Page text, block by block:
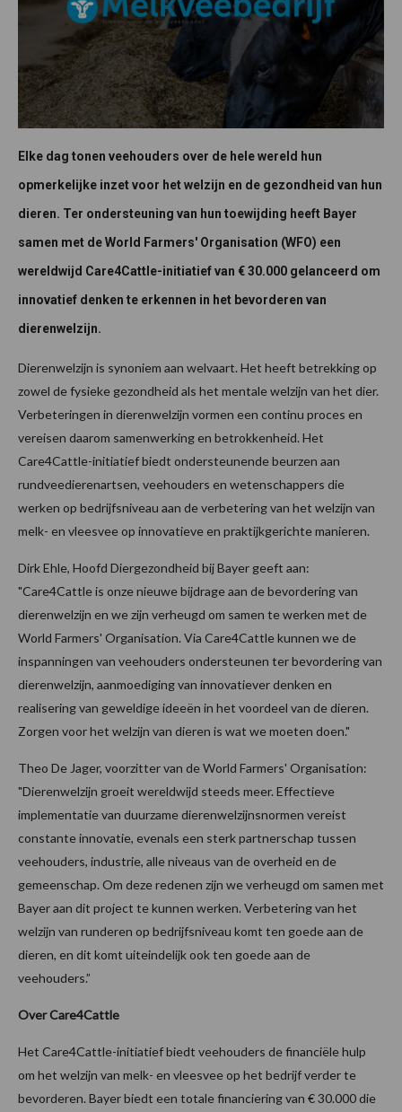
Elke dag tonen veehouders over de hele wereld hun
opmerkelijke inzet voor het welzijn en de gezondheid van hun
dieren. Ter ondersteuning van hun toewijding heeft Bayer
samen met de World Farmers' Organisation (WFO) een
wereldwijd Care4Cattle-initiatief van € 30.000 gelanceerd om
innovatief denken te erkennen in het bevorderen van
dierenwelzijn.
Dierenwelzijn is synoniem aan welvaart. Het heeft betrekking op
zowel de fysieke gezondheid als het mentale welzijn van het dier.
Verbeteringen in dierenwelzijn vormen een continu proces en
vereisen daarom samenwerking en betrokkenheid. Het
Care4Cattle-initiatief biedt ondersteunende beurzen aan
rundveedierenartsen, veehouders en wetenschappers die
werken op bedrijfsniveau aan de verbetering van het welzijn van
melk- en vleesvee op innovatieve en praktijkgerichte manieren.
Dirk Ehle, Hoofd Diergezondheid bij Bayer geeft aan:
"Care4Cattle is onze nieuwe bijdrage aan de bevordering van
dierenwelzijn en we zijn verheugd om samen te werken met de
World Farmers' Organisation. Via Care4Cattle kunnen we de
inspanningen van veehouders ondersteunen ter bevordering van
dierenwelzijn, aanmoediging van innovatiever denken en
realisering van geweldige ideeën in het voordeel van de dieren.
Zorgen voor het welzijn van dieren is wat we moeten doen."
Theo De Jager, voorzitter van de World Farmers' Organisation:
"Dierenwelzijn groeit wereldwijd steeds meer. Effectieve
implementatie van duurzame dierenwelzijnsnormen vereist
constante innovatie, evenals een sterk partnerschap tussen
veehouders, industrie, alle niveaus van de overheid en de
gemeenschap. Om deze redenen zijn we verheugd om samen met
Bayer aan dit project te kunnen werken. Verbetering van het
welzijn van runderen op bedrijfsniveau komt ten goede aan de
dieren, en dit komt uiteindelijk ook ten goede aan de
veehouders.”
Over Care4Cattle
Het Care4Cattle-initiatief biedt veehouders de financiële hulp
om het welzijn van melk- en vleesvee op het bedrijf verder te
bevorderen. Bayer biedt een totale financiering van € 30.000 die